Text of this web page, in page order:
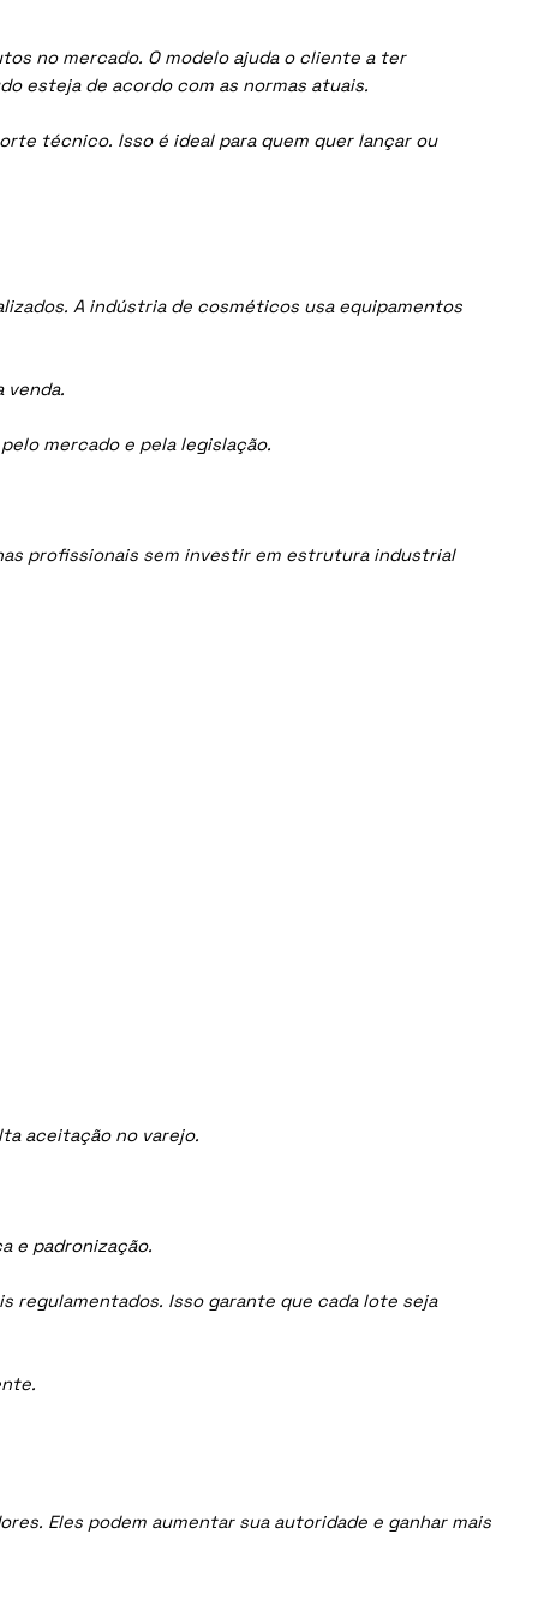
no mercado. O modelo ajuda o cliente a ter
esteja de acordo com as normas atuais.
técnico. Isso é ideal para quem quer lançar ou
A indústria de cosméticos usa equipamentos
venda.
mercado e pela legislação.
profissionais sem investir em estrutura industrial
aceitação no varejo.
e padronização.
Isso garante que cada lote seja
Eles podem aumentar sua autoridade e ganhar mais